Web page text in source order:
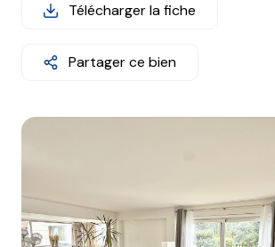
estimation
alerte
contact
Télécharger la fiche
Partager ce bien